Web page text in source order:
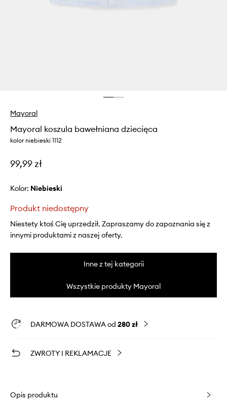
Mayoral
Mayoral koszula bawełniana dziecięca
kolor niebieski 1112
99,99 zł
Kolor: niebieski
Produkt niedostępny
Niestety ktoś Cię uprzedził. Zapraszamy do zapoznania się z
innymi produktami z naszej oferty.
Inne z tej kategorii
Wszystkie produkty Mayoral
DARMOWA DOSTAWA od 280 zł
ZWROTY I REKLAMACJE
Opis produktu